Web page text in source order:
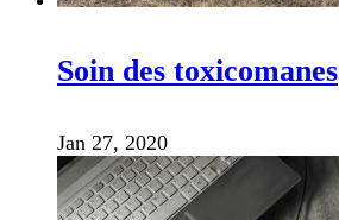
Soin des toxicomanes
Jan 27, 2020